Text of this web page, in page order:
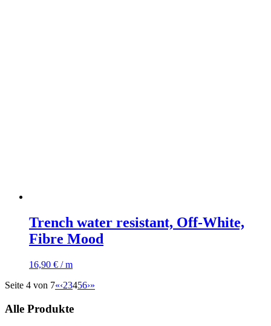
Trench water resistant, Off-White,
Fibre Mood
16,90 € / m
Seite 4 von 7«‹23456›»
Alle Produkte